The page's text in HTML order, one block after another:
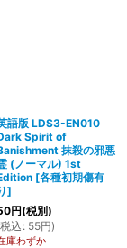
語版 LDS3-EN010
Spirit of
抹殺の邪悪
(ノーマル) 1st
[各種初期傷有
]
円(税別)
税込 : 55円)
庫わずか